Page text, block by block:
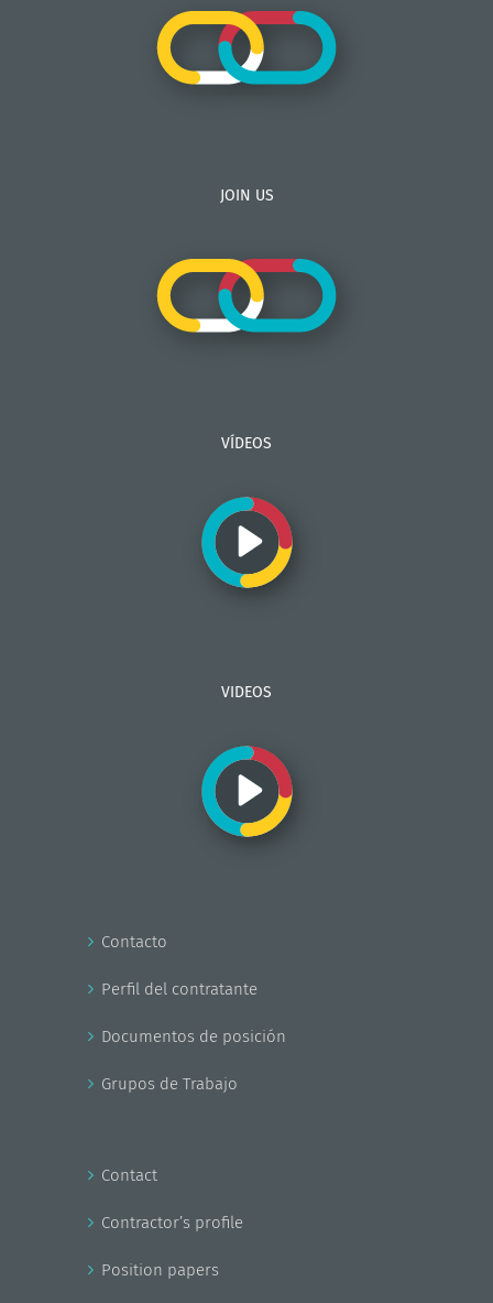
JOIN US
VÍDEOS
VIDEOS
Contacto
Perfil del contratante
Documentos de posición
Grupos de Trabajo
Contact
Contractor’s profile
Position papers